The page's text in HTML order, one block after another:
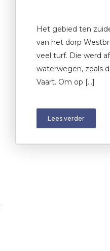
Het gebied ten
van het dorp
veel turf. Die werd
waterwegen, zoals
Vaart. Om op […]
Lees verder